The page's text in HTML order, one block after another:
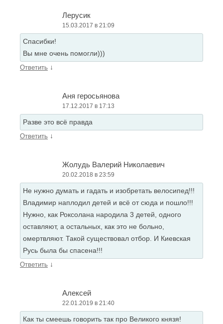
Лерусик
15.03.2017 в 21:09
Спасибки!
Вы мне очень помогли)))
Ответить ↓
Аня геросьянова
17.12.2017 в 17:13
Разве это всё правда
Ответить ↓
Жолудь Валерий Николаевич
20.02.2018 в 23:59
Не нужно думать и гадать и изобретать велосипед!!!
Владимир наплодил детей и всё от сюда и пошло!!!
Нужно, как Роксолана народила 3 детей, одного
оставляют, а остальных, как это не больно,
омертвляют. Такой существовал отбор. И Киевская
Русь была бы спасена!!!
Ответить ↓
Алексей
22.01.2019 в 21:40
Как ты смеешь говорить так про Великого князя!